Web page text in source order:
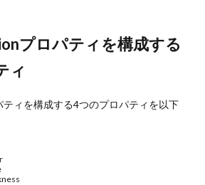
プロパティを構成する
ィ
ィを構成する4つのプロパティを以下